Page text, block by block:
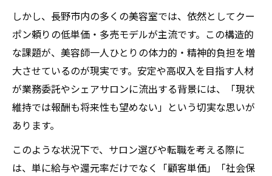
長野の美容師が求める給与向上のヒント
長野市美容師求人の給与還元率比較表
高収入を目指すための生産性向上術
社会保険完備サロンで得られる安定収入
業務委託と正社員の給与体系の違い
しかし、長野市内の多くの美容室では、依然としてクー
ポン頼りの低単価・多売モデルが主流です。この構造的
な課題が、美容師一人ひとりの体力的・精神的負担を増
大させているのが現実です。安定や高収入を目指す人材
が業務委託やシェアサロンに流出する背景には、「現状
維持では報酬も将来性も望めない」という切実な思いが
あります。
このような状況下で、サロン選びや転職を考える際に
は、単に給与や還元率だけでなく「顧客単価」「社会保